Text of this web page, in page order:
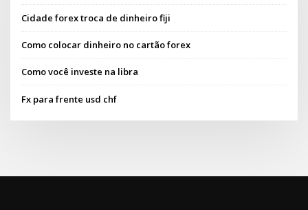
Cidade forex troca de dinheiro fiji
Como colocar dinheiro no cartão forex
Como você investe na libra
Fx para frente usd chf